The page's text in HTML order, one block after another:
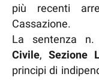
più recenti
Cassazione.
La sentenza n.
Civile, Sezione
principi di